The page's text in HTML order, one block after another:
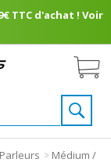
TTC d'achat ! Voir
> Médium /